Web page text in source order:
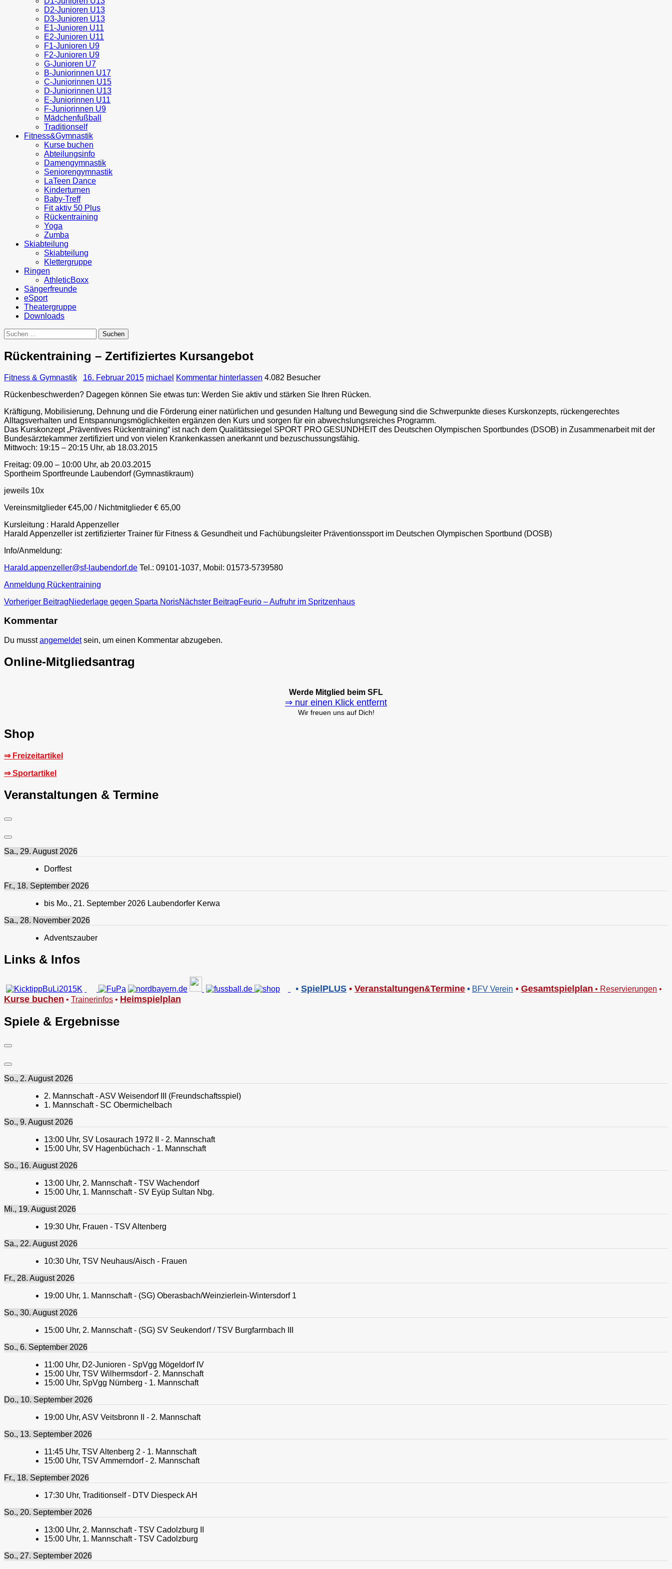
D2-Junioren U13
D3-Junioren U13
E1-Junioren U11
E2-Junioren U11
F1-Junioren U9
F2-Junioren U9
G-Junioren U7
B-Juniorinnen U17
C-Juniorinnen U15
D-Juniorinnen U13
E-Juniorinnen U11
F-Juniorinnen U9
Mädchenfußball
Traditionself
Fitness&Gymnastik
Kurse buchen
Abteilungsinfo
Damengymnastik
Seniorengymnastik
LaTeen Dance
Kinderturnen
Baby-Treff
Fit aktiv 50 Plus
Rückentraining
Yoga
Zumba
Skiabteilung
Skiabteilung
Klettergruppe
Ringen
AthleticBoxx
Sängerfreunde
eSport
Theatergruppe
Downloads
Suchen
nach:
Rückentraining – Zertifiziertes Kursangebot
Fitness & Gymnastik 16. Februar 2015 michael Kommentar hinterlassen 4.082 Besucher
Rückenbeschwerden? Dagegen können Sie etwas tun: Werden Sie aktiv und stärken Sie Ihren Rücken.
Kräftigung, Mobilisierung, Dehnung und die Förderung einer natürlichen und gesunden Haltung und Bewegung sind die Schwerpunkte dieses Kurskonzepts, rückengerechtes
Alltagsverhalten und Entspannungsmöglichkeiten ergänzen den Kurs und sorgen für ein abwechslungsreiches Programm.
Das Kurskonzept „Präventives Rückentraining“ ist nach dem Qualitätssiegel SPORT PRO GESUNDHEIT des Deutschen Olympischen Sportbundes (DSOB) in Zusammenarbeit mit der
Bundesärztekammer zertifiziert und von vielen Krankenkassen anerkannt und bezuschussungsfähig.
Mittwoch: 19:15 – 20:15 Uhr, ab 18.03.2015
Freitag: 09.00 – 10:00 Uhr, ab 20.03.2015
Sportheim Sportfreunde Laubendorf (Gymnastikraum)
jeweils 10x
Vereinsmitglieder €45,00 / Nichtmitglieder € 65,00
Kursleitung : Harald Appenzeller
Harald Appenzeller ist zertifizierter Trainer für Fitness & Gesundheit und Fachübungsleiter Präventionssport im Deutschen Olympischen Sportbund (DOSB)
Info/Anmeldung:
Harald.appenzeller@sf-laubendorf.de Tel.: 09101-1037, Mobil: 01573-5739580
Anmeldung Rückentraining
Beitragsnavigation
Vorheriger BeitragNiederlage gegen Sparta NorisNächster BeitragFeurio – Aufruhr im Spritzenhaus
Kommentar
Du musstangemeldetsein, um einen Kommentar abzugeben.
Online-Mitgliedsantrag
Werde Mitglied beim SFL
⇒ nur einen Klick entfernt
Wir freuen uns auf Dich!
Shop
⇒ Freizeitartikel
⇒ Sportartikel
Veranstaltungen & Termine
Sa., 29. August 2026
Dorffest
Fr., 18. September 2026
bis Mo., 21. September 2026 Laubendorfer Kerwa
Sa., 28. November 2026
Adventszauber
Links & Infos
• SpielPLUS • Veranstaltungen&Termine • BFV Verein • Gesamtspielplan • Reservierungen •
Kurse buchen • Trainerinfos • Heimspielplan
Spiele & Ergebnisse
So., 2. August 2026
2. Mannschaft - ASV Weisendorf III (Freundschaftsspiel)
1. Mannschaft - SC Obermichelbach
So., 9. August 2026
13:00 Uhr, SV Losaurach 1972 II - 2. Mannschaft
15:00 Uhr, SV Hagenbüchach - 1. Mannschaft
So., 16. August 2026
13:00 Uhr, 2. Mannschaft - TSV Wachendorf
15:00 Uhr, 1. Mannschaft - SV Eyüp Sultan Nbg.
Mi., 19. August 2026
19:30 Uhr, Frauen - TSV Altenberg
Sa., 22. August 2026
10:30 Uhr, TSV Neuhaus/Aisch - Frauen
Fr., 28. August 2026
19:00 Uhr, 1. Mannschaft - (SG) Oberasbach/Weinzierlein-Wintersdorf 1
So., 30. August 2026
15:00 Uhr, 2. Mannschaft - (SG) SV Seukendorf / TSV Burgfarrnbach III
So., 6. September 2026
11:00 Uhr, D2-Junioren - SpVgg Mögeldorf IV
15:00 Uhr, TSV Wilhermsdorf - 2. Mannschaft
15:00 Uhr, SpVgg Nürnberg - 1. Mannschaft
Do., 10. September 2026
19:00 Uhr, ASV Veitsbronn II - 2. Mannschaft
So., 13. September 2026
11:45 Uhr, TSV Altenberg 2 - 1. Mannschaft
15:00 Uhr, TSV Ammerndorf - 2. Mannschaft
Fr., 18. September 2026
17:30 Uhr, Traditionself - DTV Diespeck AH
So., 20. September 2026
13:00 Uhr, 2. Mannschaft - TSV Cadolzburg II
15:00 Uhr, 1. Mannschaft - TSV Cadolzburg
So., 27. September 2026